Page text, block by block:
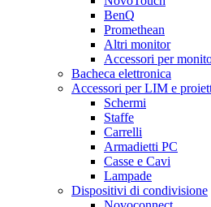
BenQ
Promethean
Altri monitor
Accessori per
Bacheca elettronica
Accessori per LIM e
Schermi
Staffe
Carrelli
Armadietti PC
Casse e Cavi
Lampade
Dispositivi di condivisione